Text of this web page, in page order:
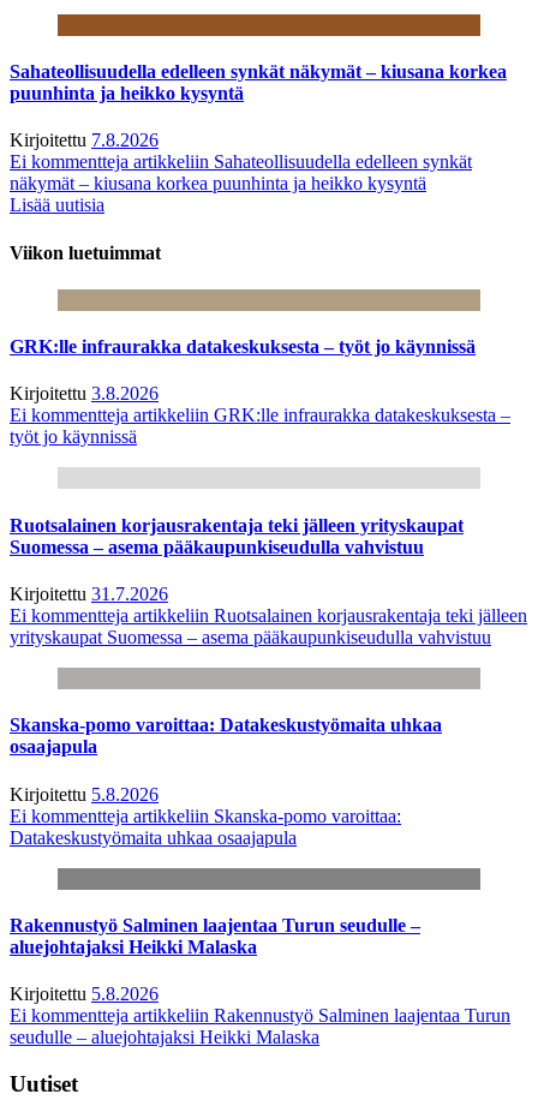
Sahateollisuudella edelleen synkät näkymät – kiusana korkea
puunhinta ja heikko kysyntä
Kirjoitettu 7.8.2026
Ei kommentteja artikkeliin Sahateollisuudella edelleen synkät
näkymät – kiusana korkea puunhinta ja heikko kysyntä
Lisää uutisia
Viikon luetuimmat
GRK:lle infraurakka datakeskuksesta – työt jo käynnissä
Kirjoitettu 3.8.2026
Ei kommentteja artikkeliin GRK:lle infraurakka datakeskuksesta –
työt jo käynnissä
Ruotsalainen korjausrakentaja teki jälleen yrityskaupat
Suomessa – asema pääkaupunkiseudulla vahvistuu
Kirjoitettu 31.7.2026
Ei kommentteja artikkeliin Ruotsalainen korjausrakentaja teki jälleen
yrityskaupat Suomessa – asema pääkaupunkiseudulla vahvistuu
Skanska-pomo varoittaa: Datakeskustyömaita uhkaa
osaajapula
Kirjoitettu 5.8.2026
Ei kommentteja artikkeliin Skanska-pomo varoittaa:
Datakeskustyömaita uhkaa osaajapula
Rakennustyö Salminen laajentaa Turun seudulle –
aluejohtajaksi Heikki Malaska
Kirjoitettu 5.8.2026
Ei kommentteja artikkeliin Rakennustyö Salminen laajentaa Turun
seudulle – aluejohtajaksi Heikki Malaska
Uutiset